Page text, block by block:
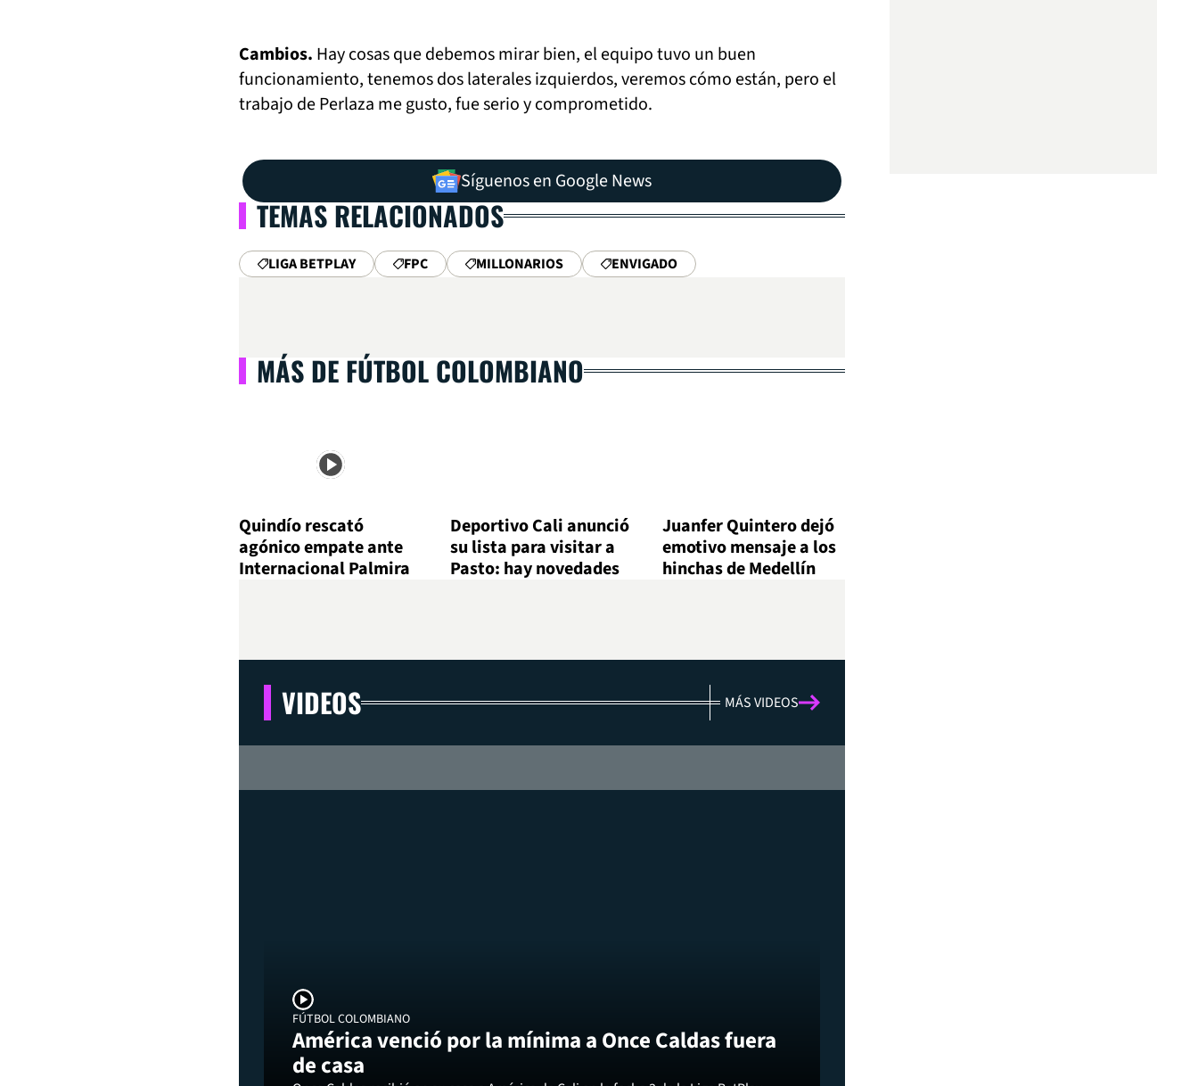
Cambios. Hay cosas que debemos mirar bien, el equipo tuvo un buen
funcionamiento, tenemos dos laterales izquierdos, veremos cómo están, pero el
trabajo de Perlaza me gusto, fue serio y comprometido.
Síguenos en Google News
TEMAS RELACIONADOS
LIGA BETPLAY FPC MILLONARIOS ENVIGADO
MÁS DE FÚTBOL COLOMBIANO
Quindío rescató
agónico empate ante
Internacional Palmira
Deportivo Cali anunció
su lista para visitar a
Pasto: hay novedades
Juanfer Quintero dejó
emotivo mensaje a los
hinchas de Medellín
VIDEOS MÁS VIDEOS
FÚTBOL COLOMBIANO
América venció por la mínima a Once Caldas fuera
de casa